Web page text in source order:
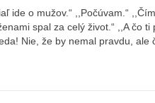
ide o mužov.“ ,,Počúvam.“
spal za celý život.“ ,,A čo ti
Nie, že by nemal pravdu, ale